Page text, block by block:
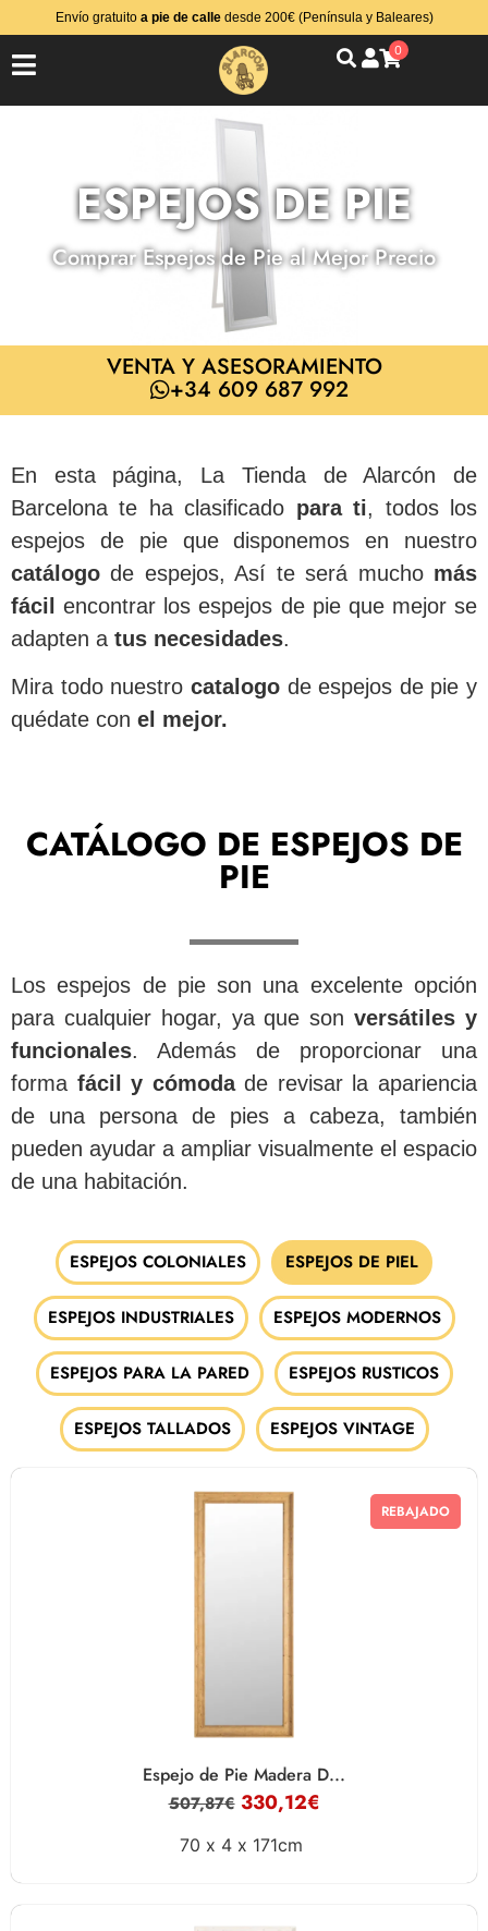
Envío gratuito a pie de calledesde 200€ (Península y Baleares)
0
ESPEJOS DE PIE
Comprar Espejos de Pie al Mejor Precio
VENTA Y ASESORAMIENTO
+34 609 687 992
En esta página, La Tienda de Alarcón de
Barcelona te ha clasificado para ti, todos los
espejos de pie que disponemos en nuestro
catálogo de espejos, Así te será mucho más
fácil
encontrar los espejos de pie que mejor se
adapten a tus necesidades.
Mira todo nuestro catalogode espejos de pie y
quédate con el mejor.
CATÁLOGO DE ESPEJOS DE
PIE
Los espejos de pie son una excelente opción
para cualquier hogar, ya que sonversátiles y
funcionales. Además de proporcionar una
forma fácil y cómodade revisar la apariencia
de una persona de pies a cabeza, también
pueden ayudar a ampliar visualmente el espacio
de una habitación.
ESPEJOS COLONIALES ESPEJOS DE PIEL
ESPEJOS INDUSTRIALES ESPEJOS MODERNOS
ESPEJOS PARA LA PARED ESPEJOS RUSTICOS
ESPEJOS TALLADOS ESPEJOS VINTAGE
REBAJADO
Espejo de Pie Madera D...
507,87€ 330,12€
70 x 4 x 171cm